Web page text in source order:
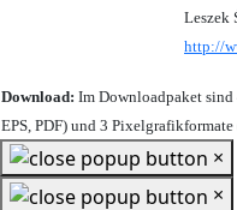
Leszek
http://
Download: Im Downloadpaket
EPS, PDF) und 3 Pixelgrafikformate
×
×